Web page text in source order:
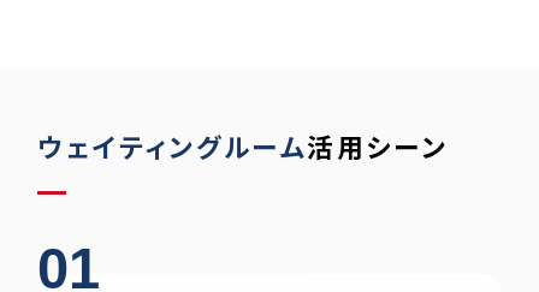
ウェイティングルーム活用シーン
01